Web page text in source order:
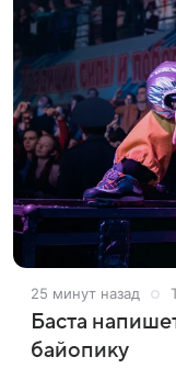
25 минут назад
Баста
байопику